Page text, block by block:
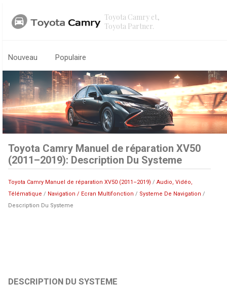
Toyota Camry et,
Toyota Partner.
Nouveau Populaire
Toyota Camry Manuel de réparation XV50
(2011–2019): Description Du Systeme
Toyota Camry Manuel de réparation XV50 (2011–2019) /Audio, Vidéo,
Télématique / Navigation / Ecran Multifonction / Systeme De Navigation /
Description Du Systeme
DESCRIPTION DU SYSTEME